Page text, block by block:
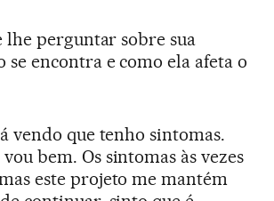
perguntar sobre sua
se encontra e como ela afeta o
vendo que tenho sintomas.
bem. Os sintomas às vezes
este projeto me mantém